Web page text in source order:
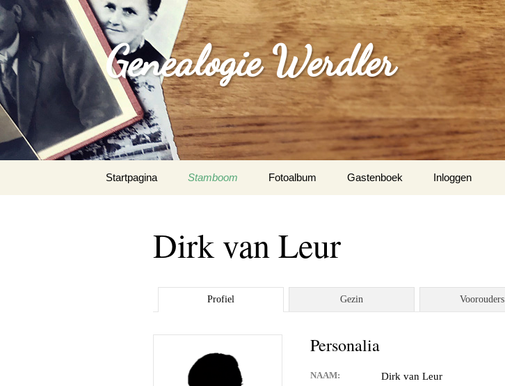
Genealogie Werdler
naar
Startpagina Stamboom Fotoalbum Gastenboek
Inloggen
Dirk van Leur
Profiel Gezin Voorouders
Personalia
NAAM: Dirk van Leur